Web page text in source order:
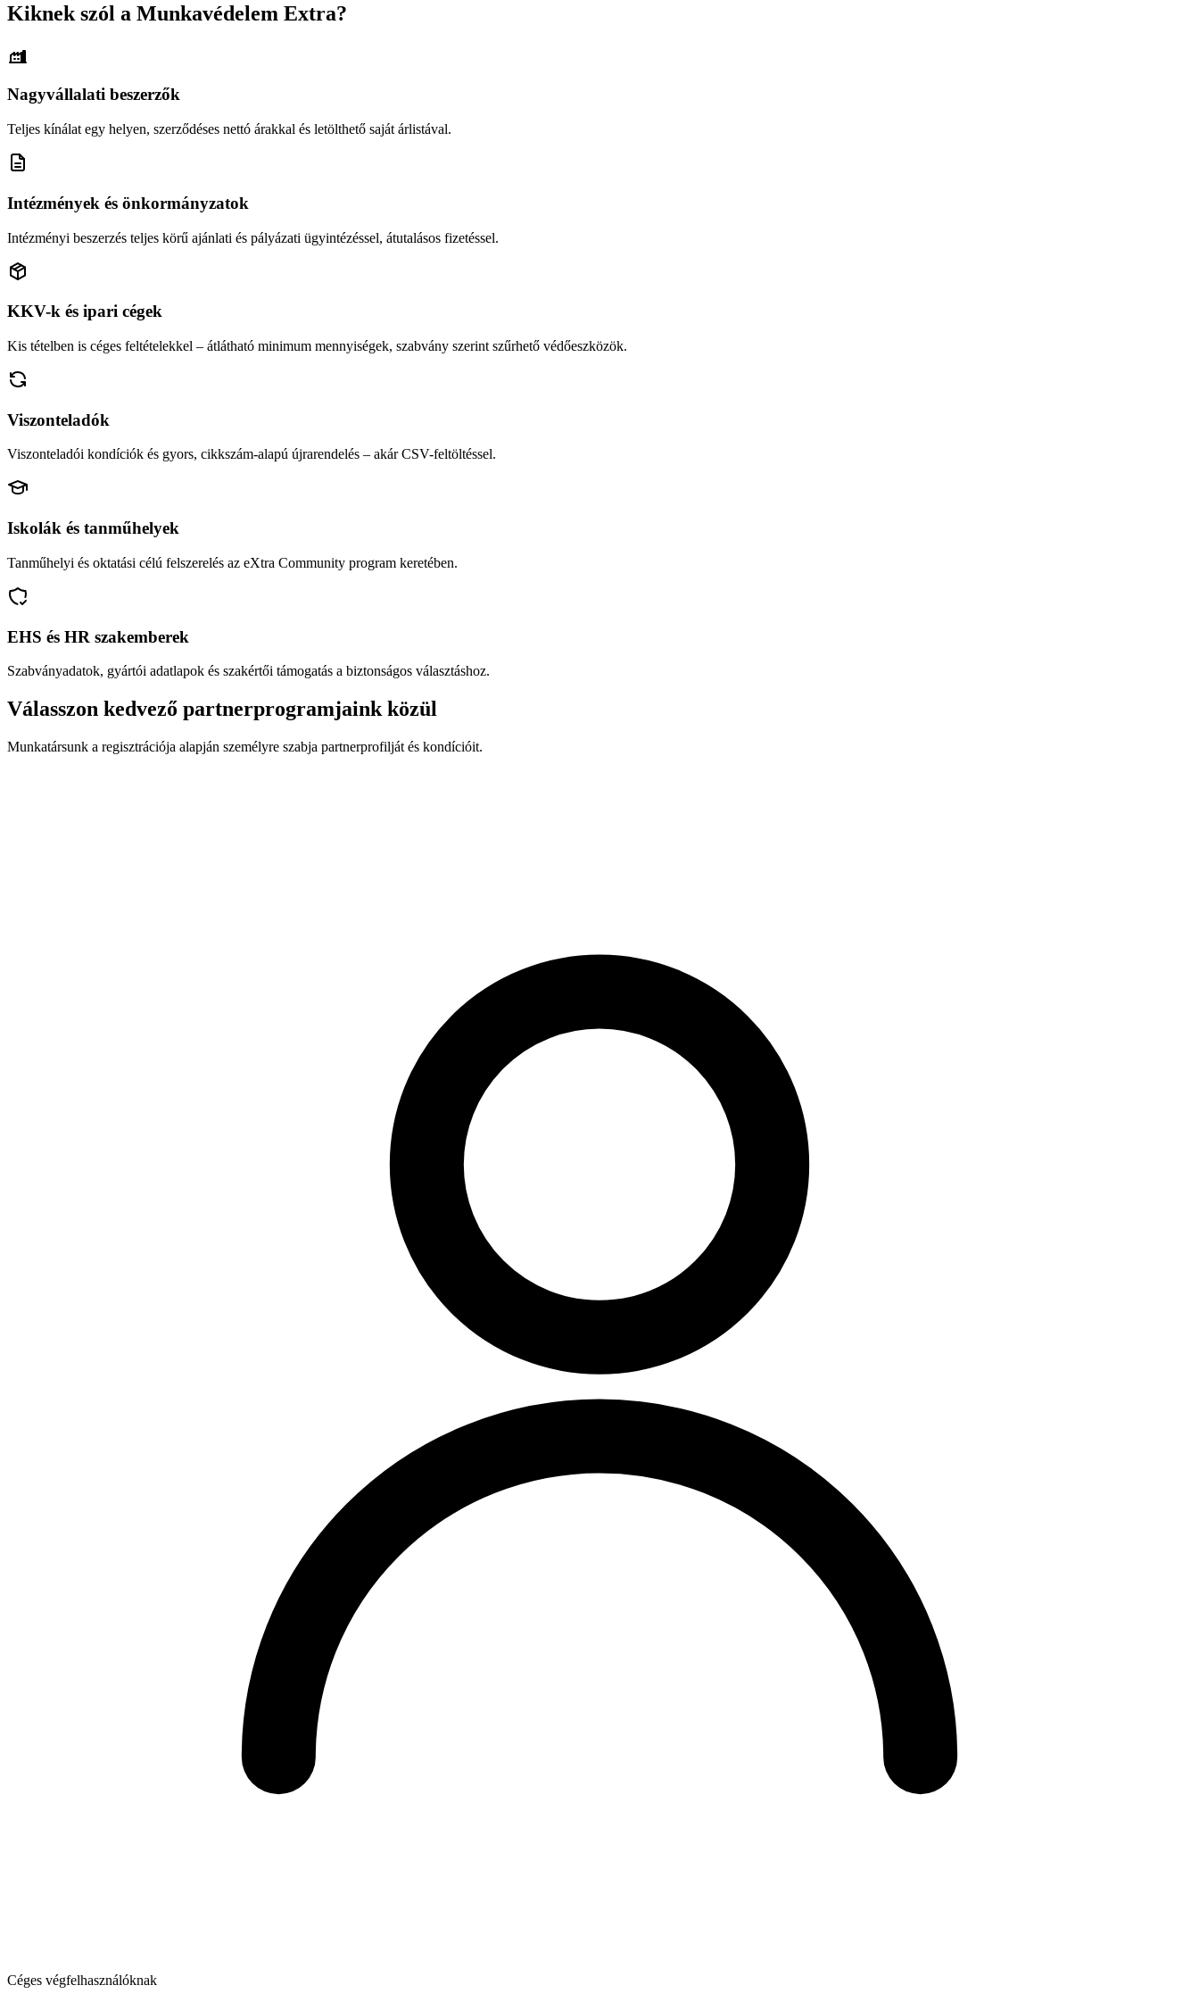
Kiknek szól a Munkavédelem Extra?
Nagyvállalati beszerzők
Teljes kínálat egy helyen, szerződéses nettó árakkal és letölthető saját árlistával.
Intézmények és önkormányzatok
Intézményi beszerzés teljes körű ajánlati és pályázati ügyintézéssel, átutalásos fizetéssel.
KKV-k és ipari cégek
Kis tételben is céges feltételekkel – átlátható minimum mennyiségek, szabvány szerint szűrhető védőeszközök.
Viszonteladók
Viszonteladói kondíciók és gyors, cikkszám-alapú újrarendelés – akár CSV-feltöltéssel.
Iskolák és tanműhelyek
Tanműhelyi és oktatási célú felszerelés az eXtra Community program keretében.
EHS és HR szakemberek
Szabványadatok, gyártói adatlapok és szakértői támogatás a biztonságos választáshoz.
Válasszon kedvező partnerprogramjaink közül
Munkatársunk a regisztrációja alapján személyre szabja partnerprofilját és kondícióit.
Céges végfelhasználóknak